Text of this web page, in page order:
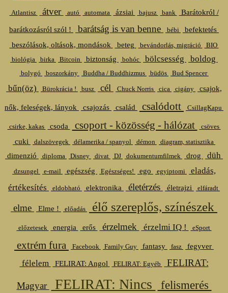
Atlantisz átver autó automata ázsiai bajusz bank
Barátokról /
barátkozásról szól !
barátság is van benne bébi
befektetés
beszólások, oltások, mondások
beteg bevándorlás, migráció
BIO
biológia
birka Bitcoin biztonság bohóc bölcsesség boldog
bolygó boszorkány Buddha / Buddhizmus büdös Bud Spencer
bűn(öz) Bürokrácia ! busz cél Chuck Norris cica cigány csajok,
nők, feleségek, lányok csajozás család csalódott CsillagKapu
csirke, kakas csoda csoport - közösség - hálózat csöves
cuki dalszövegek délamerika / spanyol démon diagram, statisztika
dimenzió diploma Disney divat DJ dokumentumfilmek drog düh
dzsungel e-mail egészség Egészséges! ego egyiptomi
eladás,
értékesítés
eldobható elektronika életérzés életrajzi elfáradt
elme Elme ! előadás élő szereplős, színészek
előzetesek energia erős érzelmek érzelmi IQ ! eSport
extrém fura Facebook Family Guy fantasy fasz fegyver
félelem FELIRAT: Angol FELIRAT: Egyéb FELIRAT:
Magyar FELIRAT: Nincs felismerés